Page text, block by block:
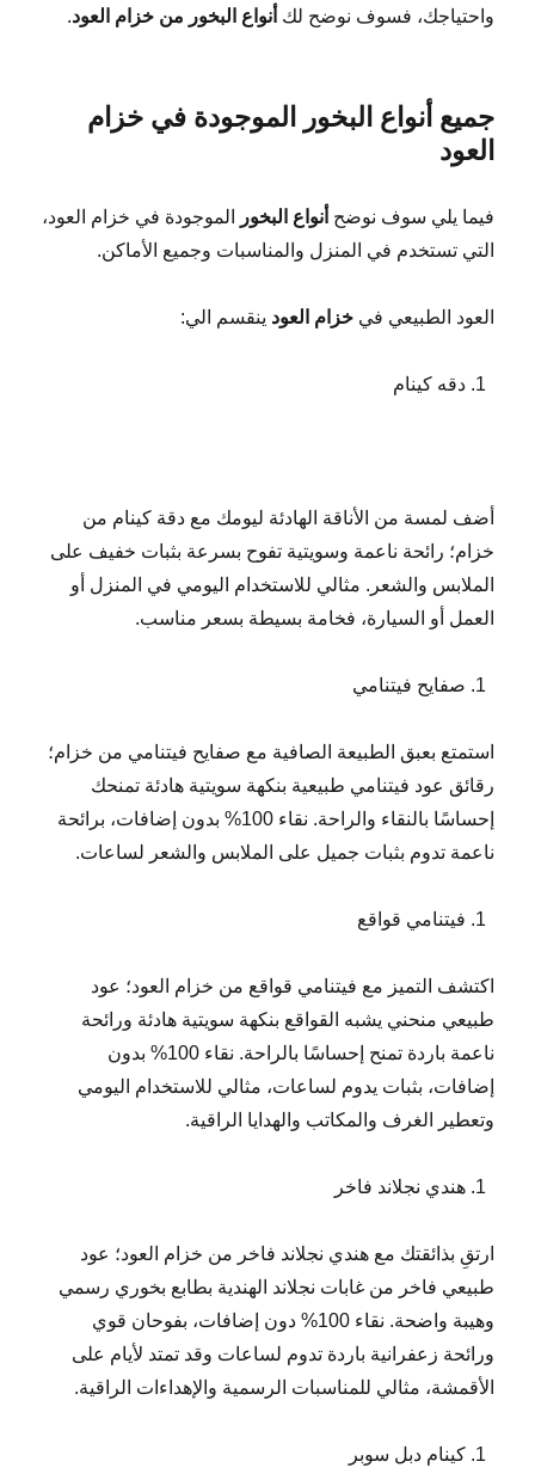
واحتياجك، فسوف نوضح لك أنواع البخور من خزام العود.
جميع أنواع البخور الموجودة في خزام
العود
فيما يلي سوف نوضح أنواع البخور
الموجودة في خزام العود،
التي تستخدم في المنزل والمناسبات وجميع الأماكن.
العود الطبيعي فيخزام العود ينقسم الي:
دقه كينام
أضف لمسة من الأناقة الهادئة ليومك مع دقة كينام من
خزام؛ رائحة ناعمة وسويتية تفوح بسرعة بثبات خفيف على
الملابس والشعر. مثالي للاستخدام اليومي في المنزل أو
العمل أو السيارة، فخامة بسيطة بسعر مناسب.
صفايح فيتنامي
استمتع بعبق الطبيعة الصافية مع صفايح فيتنامي من خزام؛
رقائق عود فيتنامي طبيعية بنكهة سويتية هادئة تمنحك
إحساسًا بالنقاء والراحة. نقاء 100% بدون إضافات، برائحة
ناعمة تدوم بثبات جميل على الملابس والشعر لساعات.
فيتنامي قواقع
اكتشف التميز مع فيتنامي قواقع من خزام العود؛ عود
طبيعي منحني يشبه القواقع بنكهة سويتية هادئة ورائحة
ناعمة باردة تمنح إحساسًا بالراحة. نقاء 100% بدون
إضافات، بثبات يدوم لساعات، مثالي للاستخدام اليومي
وتعطير الغرف والمكاتب والهدايا الراقية.
هندي نجلاند فاخر
ارتقِ بذائقتك مع هندي نجلاند فاخر من خزام العود؛ عود
طبيعي فاخر من غابات نجلاند الهندية بطابع بخوري رسمي
وهيبة واضحة. نقاء 100% دون إضافات، بفوحان قوي
ورائحة زعفرانية باردة تدوم لساعات وقد تمتد لأيام على
الأقمشة، مثالي للمناسبات الرسمية والإهداءات الراقية.
كينام دبل سوبر